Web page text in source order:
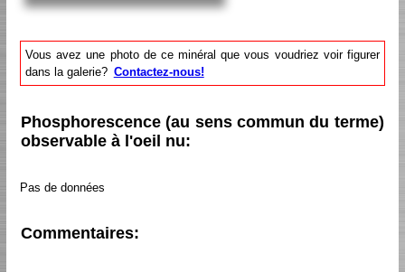
Vous avez une photo de ce minéral que vous voudriez voir figurer
dans la galerie? Contactez-nous!
Phosphorescence (au sens commun du terme)
observable à l'oeil nu:
Pas de données
Commentaires: